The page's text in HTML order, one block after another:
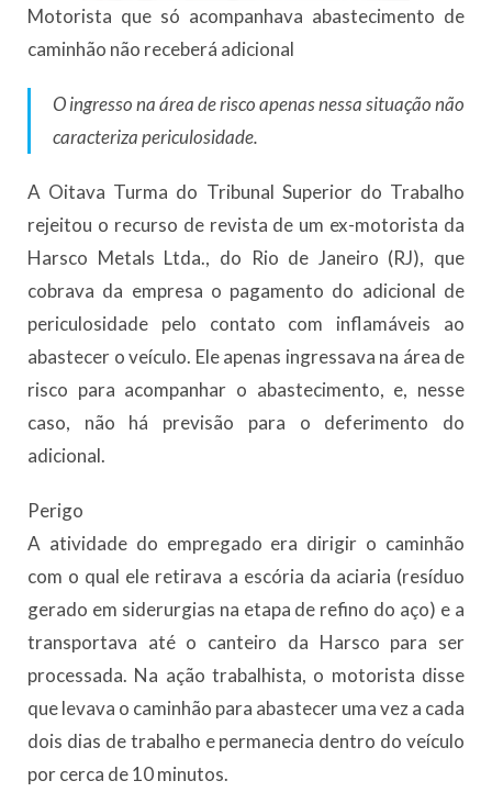
Motorista que só acompanhava abastecimento de
caminhão não receberá adicional
O ingresso na área de risco apenas nessa situação não
caracteriza periculosidade.
A Oitava Turma do Tribunal Superior do Trabalho
rejeitou o recurso de revista de um ex-motorista da
Harsco Metals Ltda., do Rio de Janeiro (RJ), que
cobrava da empresa o pagamento do adicional de
periculosidade pelo contato com inflamáveis ao
abastecer o veículo. Ele apenas ingressava na área de
risco para acompanhar o abastecimento, e, nesse
caso, não há previsão para o deferimento do
adicional.
Perigo
A atividade do empregado era dirigir o caminhão
com o qual ele retirava a escória da aciaria (resíduo
gerado em siderurgias na etapa de refino do aço) e a
transportava até o canteiro da Harsco para ser
processada. Na ação trabalhista, o motorista disse
que levava o caminhão para abastecer uma vez a cada
dois dias de trabalho e permanecia dentro do veículo
por cerca de 10 minutos.